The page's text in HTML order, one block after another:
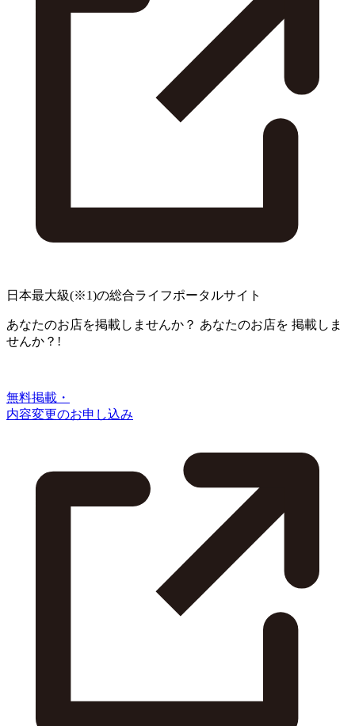
日本最大級(※1)の総合ライフポータルサイト
あなたのお店を掲載しませんか？ あなたのお店を 掲載しま
せんか？!
無料掲載・
内容変更のお申し込み